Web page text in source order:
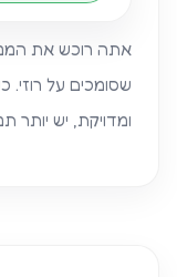
אתה רוכש את
שסומכים על
ומדויקת, יש יותר